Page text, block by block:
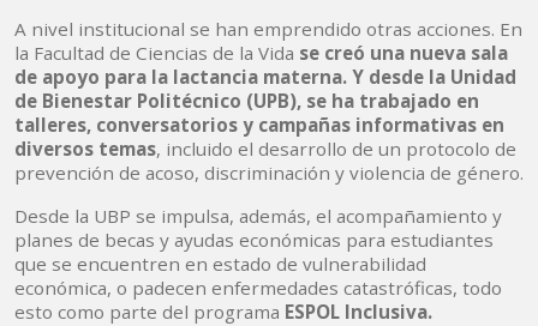
A nivel institucional se han emprendido otras acciones. En
la Facultad de Ciencias de la Vida se creó una nueva sala
de apoyo para la lactancia materna. Y desde la Unidad
de Bienestar Politécnico (UPB), se ha trabajado en
talleres, conversatorios y campañas informativas en
diversos temas, incluido el desarrollo de un protocolo de
prevención de acoso, discriminación y violencia de género.
Desde la UBP se impulsa, además, el acompañamiento y
planes de becas y ayudas económicas para estudiantes
que se encuentren en estado de vulnerabilidad
económica, o padecen enfermedades catastróficas, todo
esto como parte del programa ESPOL Inclusiva.